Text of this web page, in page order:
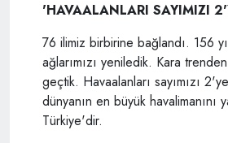
'HAVAALANLARI SAYIMIZI
76 ilimiz birbirine bağlandı. 156
ağlarımızı yeniledik. Kara
geçtik. Havaalanları sayımızı
dünyanın en büyük havalimanını
Türkiye'dir.